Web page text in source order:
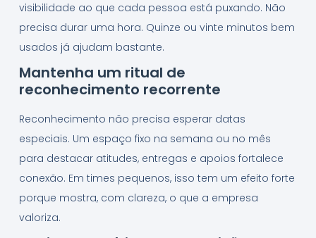
visibilidade ao que cada pessoa está puxando. Não
precisa durar uma hora. Quinze ou vinte minutos bem
usados já ajudam bastante.
Mantenha um ritual de
reconhecimento recorrente
Reconhecimento não precisa esperar datas
especiais. Um espaço fixo na semana ou no mês
para destacar atitudes, entregas e apoios fortalece
conexão. Em times pequenos, isso tem um efeito forte
porque mostra, com clareza, o que a empresa
valoriza.